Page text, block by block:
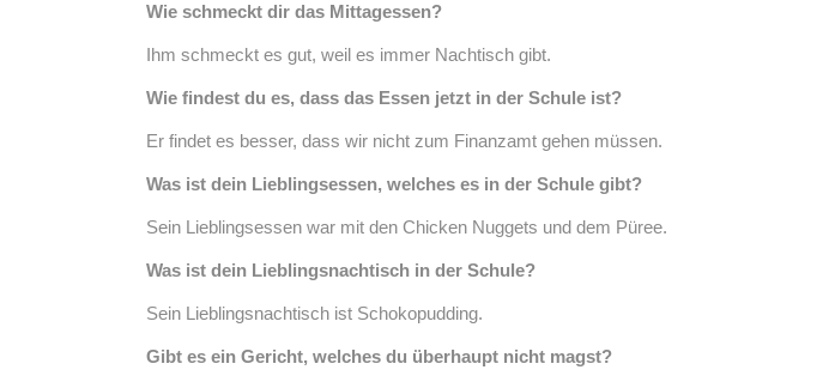
Wie schmeckt dir das Mittagessen?
Ihm schmeckt es gut, weil es immer Nachtisch gibt.
Wie findest du es, dass das Essen jetzt in der Schule ist?
Er findet es besser, dass wir nicht zum Finanzamt gehen müssen.
Was ist dein Lieblingsessen, welches es in der Schule gibt?
Sein Lieblingsessen war mit den Chicken Nuggets und dem Püree.
Was ist dein Lieblingsnachtisch in der Schule?
Sein Lieblingsnachtisch ist Schokopudding.
Gibt es ein Gericht, welches du überhaupt nicht magst?